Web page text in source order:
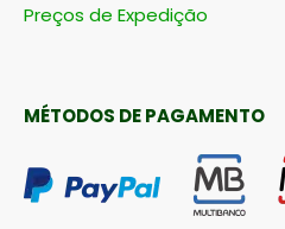
Preços de Expedição
MÉTODOS DE PAGAMENTO